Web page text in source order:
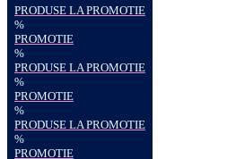
PRODUSE LA PROMOTIE
%
PROMOTIE
%
PRODUSE LA PROMOTIE
%
PROMOTIE
%
PRODUSE LA PROMOTIE
%
PROMOTIE